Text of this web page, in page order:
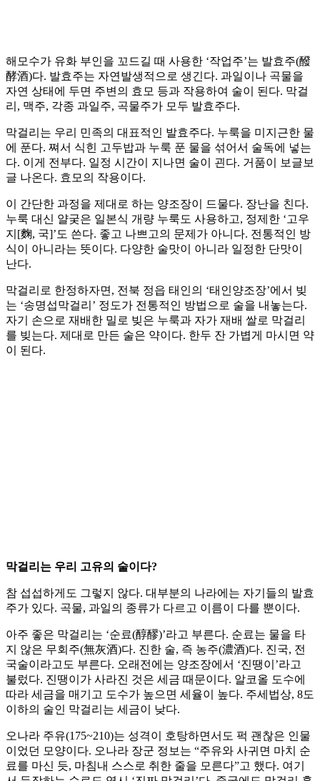
해모수가 유화 부인을 꼬드길 때 사용한 ‘작업주’는 발효주(醱
酵酒)다. 발효주는 자연발생적으로 생긴다. 과일이나 곡물을
자연 상태에 두면 주변의 효모 등과 작용하여 술이 된다. 막걸
리, 맥주, 각종 과일주, 곡물주가 모두 발효주다.
막걸리는 우리 민족의 대표적인 발효주다. 누룩을 미지근한 물
에 푼다. 쪄서 식힌 고두밥과 누룩 푼 물을 섞어서 술독에 넣는
다. 이게 전부다. 일정 시간이 지나면 술이 괸다. 거품이 보글보
글 나온다. 효모의 작용이다.
이 간단한 과정을 제대로 하는 양조장이 드물다. 장난을 친다.
누룩 대신 얄궂은 일본식 개량 누룩도 사용하고, 정제한 ‘고우
지[麴, 국]’도 쓴다. 좋고 나쁘고의 문제가 아니다. 전통적인 방
식이 아니라는 뜻이다. 다양한 술맛이 아니라 일정한 단맛이
난다.
막걸리로 한정하자면, 전북 정읍 태인의 ‘태인양조장’에서 빚
는 ‘송명섭막걸리’ 정도가 전통적인 방법으로 술을 내놓는다.
자기 손으로 재배한 밀로 빚은 누룩과 자가 재배 쌀로 막걸리
를 빚는다. 제대로 만든 술은 약이다. 한두 잔 가볍게 마시면 약
이 된다.
막걸리는 우리 고유의 술이다?
참 섭섭하게도 그렇지 않다. 대부분의 나라에는 자기들의 발효
주가 있다. 곡물, 과일의 종류가 다르고 이름이 다를 뿐이다.
아주 좋은 막걸리는 ‘순료(醇醪)’라고 부른다. 순료는 물을 타
지 않은 무회주(無灰酒)다. 진한 술, 즉 농주(濃酒)다. 진국, 전
국술이라고도 부른다. 오래전에는 양조장에서 ‘진땡이’라고
불렀다. 진땡이가 사라진 것은 세금 때문이다. 알코올 도수에
따라 세금을 매기고 도수가 높으면 세율이 높다. 주세법상, 8도
이하의 술인 막걸리는 세금이 낮다.
오나라 주유(175~210)는 성격이 호탕하면서도 퍽 괜찮은 인물
이었던 모양이다. 오나라 장군 정보는 “주유와 사귀면 마치 순
료를 마신 듯, 마침내 스스로 취한 줄을 모른다”고 했다. 여기